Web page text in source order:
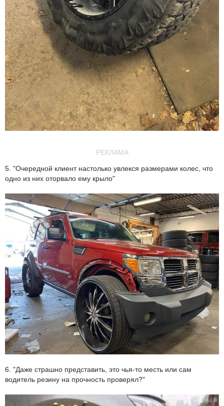
РЕКЛАМА
5. "Очередной клиент настолько увлекся размерами колес, что
одно из них оторвало ему крыло"
6. "Даже страшно представить, это чья-то месть или сам
водитель резину на прочность проверял?"